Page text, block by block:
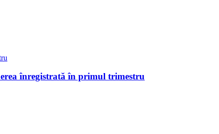
înregistrată în primul trimestru